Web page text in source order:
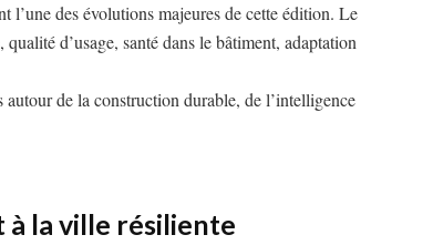
l’une des évolutions majeures de cette édition. Le
d’usage, santé dans le bâtiment, adaptation
de la construction durable, de l’intelligence
la ville résiliente